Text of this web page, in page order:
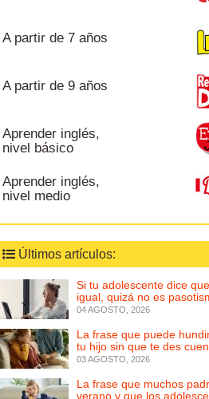
A partir de 7 años
A partir de 9 años
Aprender inglés,
nivel básico
Aprender inglés,
nivel medio
Últimos artículos:
Si tu adolescente dice
igual, quizá no es
04 AGOSTO, 2026
La frase que puede
tu hijo sin que te des
03 AGOSTO, 2026
La frase que muchos
verano y que los